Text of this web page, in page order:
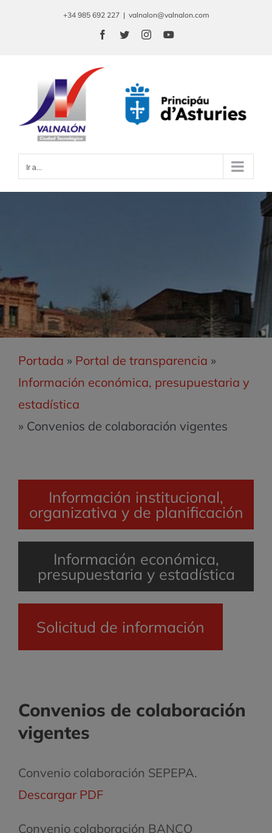
+34 985 692 227 | valnalon@valnalon.com
Facebook
TwitterInstagramYouTube
Ir a...
Portada » Portal de transparencia »
Información económica, presupuestaria y
estadística
» Convenios de colaboración vigentes
Información institucional,
organizativa y de planificación
Información económica,
presupuestaria y estadística
Solicitud de información
Convenios de colaboración
vigentes
Convenio colaboración SEPEPA.
Descargar PDF
Convenio colaboración BANCO